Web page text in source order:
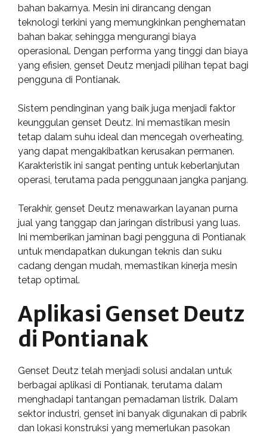
bahan bakarnya. Mesin ini dirancang dengan
teknologi terkini yang memungkinkan penghematan
bahan bakar, sehingga mengurangi biaya
operasional. Dengan performa yang tinggi dan biaya
yang efisien, genset Deutz menjadi pilihan tepat bagi
pengguna di Pontianak.
Sistem pendinginan yang baik juga menjadi faktor
keunggulan genset Deutz. Ini memastikan mesin
tetap dalam suhu ideal dan mencegah overheating,
yang dapat mengakibatkan kerusakan permanen.
Karakteristik ini sangat penting untuk keberlanjutan
operasi, terutama pada penggunaan jangka panjang.
Terakhir, genset Deutz menawarkan layanan purna
jual yang tanggap dan jaringan distribusi yang luas.
Ini memberikan jaminan bagi pengguna di Pontianak
untuk mendapatkan dukungan teknis dan suku
cadang dengan mudah, memastikan kinerja mesin
tetap optimal.
Aplikasi Genset Deutz
di Pontianak
Genset Deutz telah menjadi solusi andalan untuk
berbagai aplikasi di Pontianak, terutama dalam
menghadapi tantangan pemadaman listrik. Dalam
sektor industri, genset ini banyak digunakan di pabrik
dan lokasi konstruksi yang memerlukan pasokan